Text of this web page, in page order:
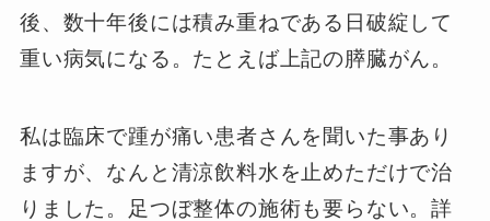
後、数十年後には積み重ねである日破綻して
重い病気になる。たとえば上記の膵臓がん。
私は臨床で踵が痛い患者さんを聞いた事あり
ますが、なんと清涼飲料水を止めただけで治
りました。足つぼ整体の施術も要らない。詳